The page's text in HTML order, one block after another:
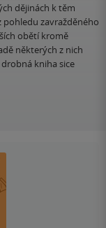
dějinách k těm
pohledu zavražděného
obětí kromě
některých z nich
kniha sice